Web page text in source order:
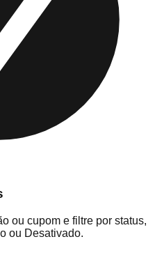
ou cupom e filtre por status,
ou Desativado.